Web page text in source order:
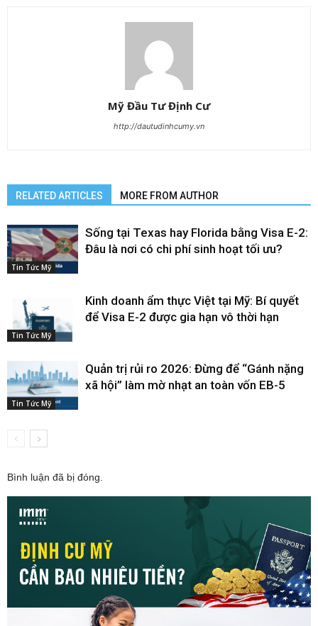
Mỹ Đầu Tư Định Cư
http://dautudinhcumy.vn
RELATED ARTICLES MORE FROM AUTHOR
Tin Tức Mỹ
Sống tại Texas hay Florida bằng Visa E-2:
Đâu là nơi có chi phí sinh hoạt tối ưu?
Tin Tức Mỹ
Kinh doanh ẩm thực Việt tại Mỹ: Bí quyết
để Visa E-2 được gia hạn vô thời hạn
Tin Tức Mỹ
Quản trị rủi ro 2026: Đừng để “Gánh nặng
xã hội” làm mờ nhạt an toàn vốn EB-5
Bình luận đã bị đóng.